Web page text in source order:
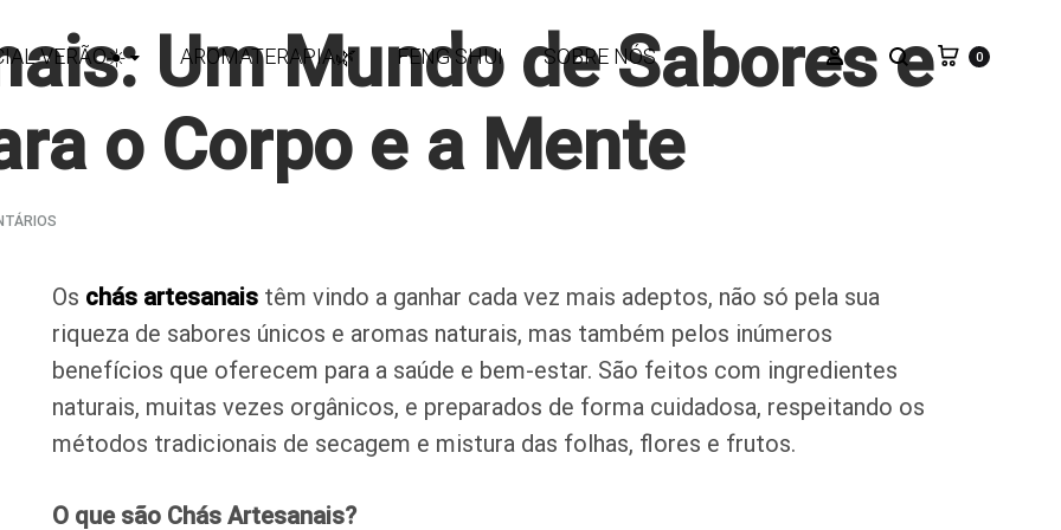
VERÃO☀️ AROMATERAPIA🌿 FENG SHUI SOBRE NÓS Iniciar sessão
PesquisarCarrinho
0
Um Mundo de Sabores e
o Corpo e a Mente
UM
MUNDO
DE
SABORES
E
PARA
CORPO
MENTE
Os chás artesanais têm vindo a ganhar cada vez mais adeptos, não só pela sua
riqueza de sabores únicos e aromas naturais, mas também pelos inúmeros
benefícios que oferecem para a saúde e bem-estar. São feitos com ingredientes
naturais, muitas vezes orgânicos, e preparados de forma cuidadosa, respeitando os
métodos tradicionais de secagem e mistura das folhas, flores e frutos.
O que são Chás Artesanais?